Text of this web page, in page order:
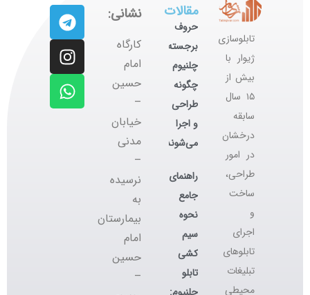
تابلوسازی
ژیوار با
بیش از
۱۵ سال
سابقه
درخشان
در امور
طراحی،
ساخت
و
اجرای
تابلوهای
تبلیغات
محیطی
مقالات
حروف
برجسته
چلنیوم
چگونه
طراحی
و اجرا
می‌شوند؟
راهنمای
جامع
نحوه
سیم
کشی
تابلو
نشانی:
کارگاه
‌امام
حسین
–
خیابان
مدنی
–
نرسیده
به
بیمارستان
امام
حسین
–